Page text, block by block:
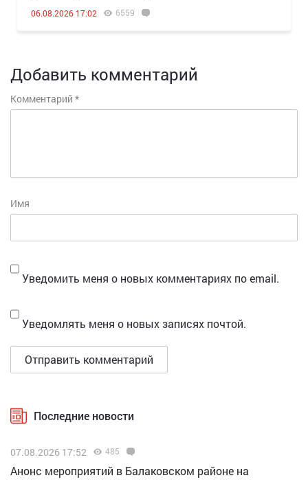
06.08.2026 17:02 6559
Добавить комментарий
Комментарий *
Имя
Уведомить меня о новых комментариях по email.
Уведомлять меня о новых записях почтой.
Последние новости
07.08.2026 17:52 485
Анонс мероприятий в Балаковском районе на